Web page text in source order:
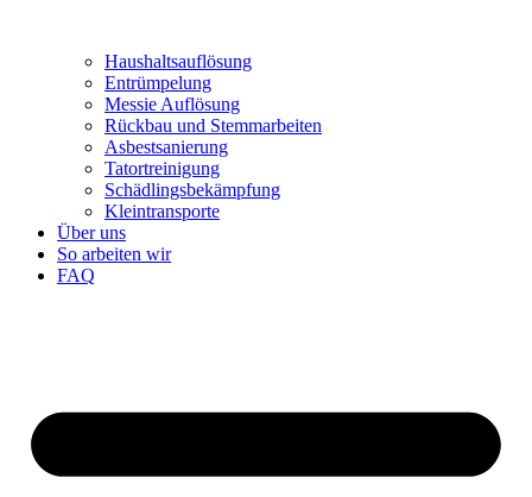
Haushaltsauflösung
Entrümpelung
Messie Auflösung
Rückbau und Stemmarbeiten
Asbestsanierung
Tatortreinigung
Schädlingsbekämpfung
Kleintransporte
Über uns
So arbeiten wir
FAQ